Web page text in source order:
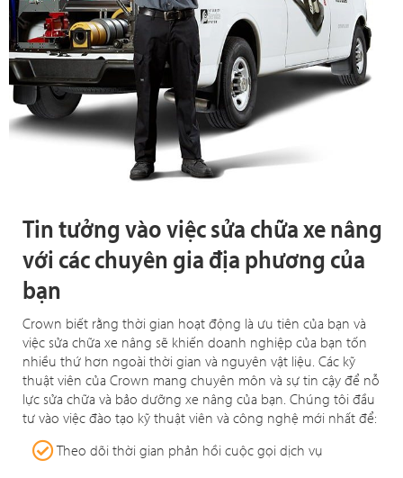
Tin tưởng vào việc sửa chữa xe nâng
với các chuyên gia địa phương của
bạn
Crown biết rằng thời gian hoạt động là ưu tiên của bạn và
việc sửa chữa xe nâng sẽ khiến doanh nghiệp của bạn tốn
nhiều thứ hơn ngoài thời gian và nguyên vật liệu. Các kỹ
thuật viên của Crown mang chuyên môn và sự tin cậy để nỗ
lực sửa chữa và bảo dưỡng xe nâng của bạn. Chúng tôi đầu
tư vào việc đào tạo kỹ thuật viên và công nghệ mới nhất để:
Theo dõi thời gian phản hồi cuộc gọi dịch vụ